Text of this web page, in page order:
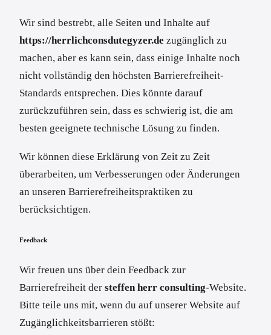
Wir sind bestrebt, alle Seiten und Inhalte auf
https://herrlichconsdutegyzer.de zugänglich zu
machen, aber es kann sein, dass einige Inhalte noch
nicht vollständig den höchsten Barrierefreiheit-
Standards entsprechen. Dies könnte darauf
zurückzuführen sein, dass es schwierig ist, die am
besten geeignete technische Lösung zu finden.
Wir können diese Erklärung von Zeit zu Zeit
überarbeiten, um Verbesserungen oder Änderungen
an unseren Barrierefreiheitspraktiken zu
berücksichtigen.
Feedback
Wir freuen uns über dein Feedback zur
Barrierefreiheit der steffen herr consulting-Website.
Bitte teile uns mit, wenn du auf unserer Website auf
Zugänglichkeitsbarrieren stößt: